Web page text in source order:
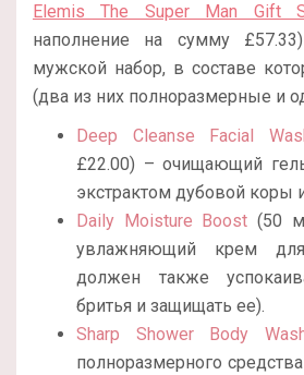
Elemis The Super Man Gift
наполнение на сумму
мужской набор, в составе
(два из них полноразмерные и
Deep Cleanse Facial
£22.00) – очищающий
экстрактом дубовой коры
Daily Moisture Boost (50
увлажняющий крем
должен также
бритья и защищать ее).
Sharp Shower Body
полноразмерного средства